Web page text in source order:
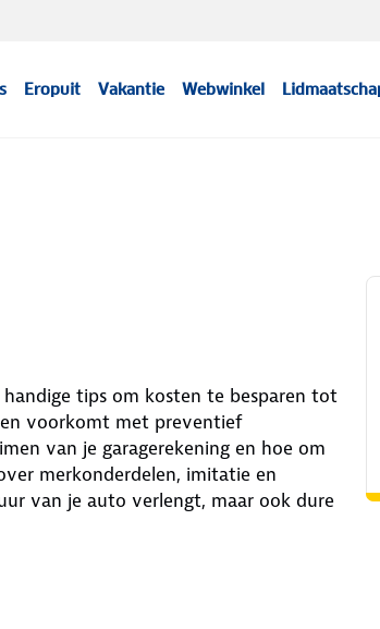
Eropuit Vakantie Webwinkel
tips om kosten te besparen tot
voorkomt met preventief
van je garagerekening en hoe om
merkonderdelen, imitatie en
van je auto verlengt, maar ook dure